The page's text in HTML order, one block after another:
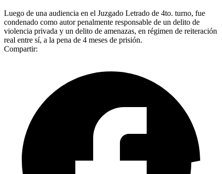
Luego de una audiencia en el Juzgado Letrado de 4to. turno, fue
condenado como autor penalmente responsable de un delito de
violencia privada y un delito de amenazas, en régimen de reiteración
real entre sí, a la pena de 4 meses de prisión.
Compartir: